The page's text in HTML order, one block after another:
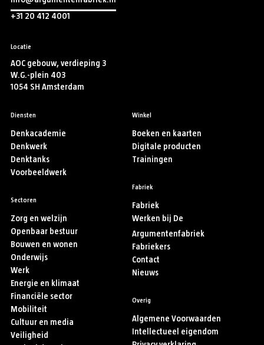
+31 20 412 4001
Locatie
AOC gebouw, verdieping 3
W.G.-plein 403
1054 SH Amsterdam
Diensten
Denkacademie
Denkwerk
Denktanks
Voorbeeldwerk
Sectoren
Zorg en welzijn
Openbaar bestuur
Bouwen en wonen
Onderwijs
Werk
Energie en klimaat
Financiële sector
Mobiliteit
Cultuur en media
Veiligheid
Winkel
Boeken en kaarten
Digitale producten
Trainingen
Fabriek
Fabriek
Werken bij De
Argumentenfabriek
Fabriekers
Contact
Nieuws
Overig
Algemene Voorwaarden
Intellectueel eigendom